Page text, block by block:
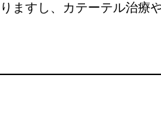
ますし、カテーテル治療